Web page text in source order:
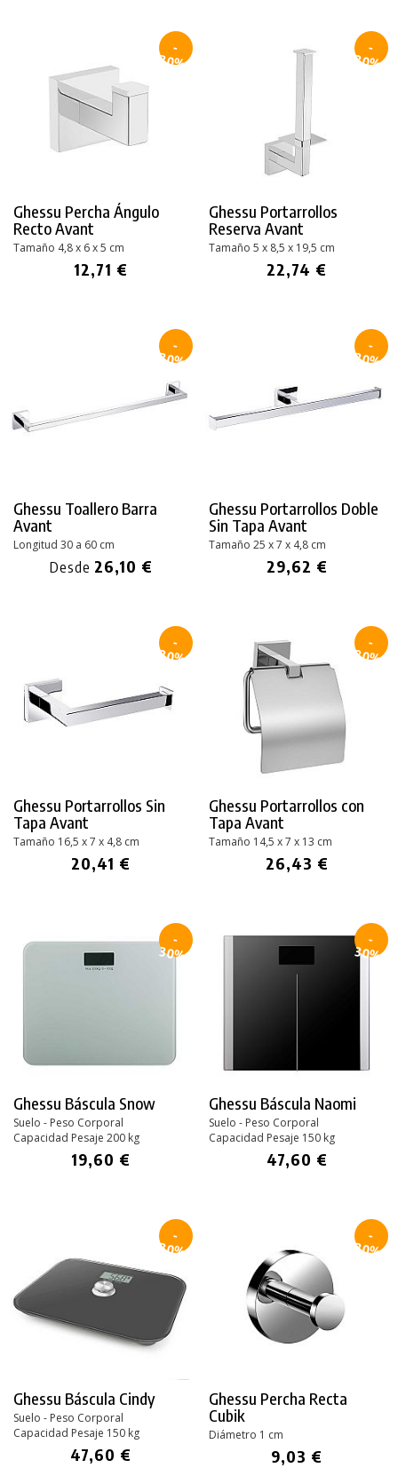
-
30%
Ghessu Percha Ángulo
Recto Avant
Tamaño 4,8 x 6 x 5 cm
12,71 €
-
30%
Ghessu Portarrollos
Reserva Avant
Tamaño 5 x 8,5 x 19,5 cm
22,74 €
-
30%
Ghessu Toallero Barra
Avant
Longitud 30 a 60 cm
Desde 26,10 €
-
30%
Ghessu Portarrollos Doble
Sin Tapa Avant
Tamaño 25 x 7 x 4,8 cm
29,62 €
-
30%
Ghessu Portarrollos Sin
Tapa Avant
Tamaño 16,5 x 7 x 4,8 cm
20,41 €
-
30%
Ghessu Portarrollos con
Tapa Avant
Tamaño 14,5 x 7 x 13 cm
26,43 €
-
30%
Ghessu Báscula Snow
Suelo - Peso Corporal
Capacidad Pesaje 200 kg
19,60 €
-
30%
Ghessu Báscula Naomi
Suelo - Peso Corporal
Capacidad Pesaje 150 kg
47,60 €
-
30%
Ghessu Báscula Cindy
Suelo - Peso Corporal
Capacidad Pesaje 150 kg
47,60 €
-
30%
Ghessu Percha Recta
Cubik
Diámetro 1 cm
9,03 €